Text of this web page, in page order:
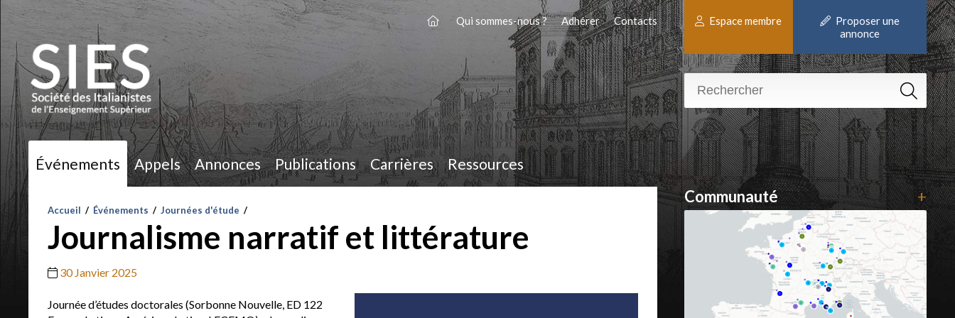
Qui sommes-nous ? Adhérer Contacts
Événements Appels Annonces Publications Carrières Ressources
Espace membre
Proposer une
annonce
Accueil / Événements / Journées d'étude /
Journalisme narratif et littérature
30 Janvier 2025
Journée d’études doctorales (Sorbonne Nouvelle, ED 122
Communauté +